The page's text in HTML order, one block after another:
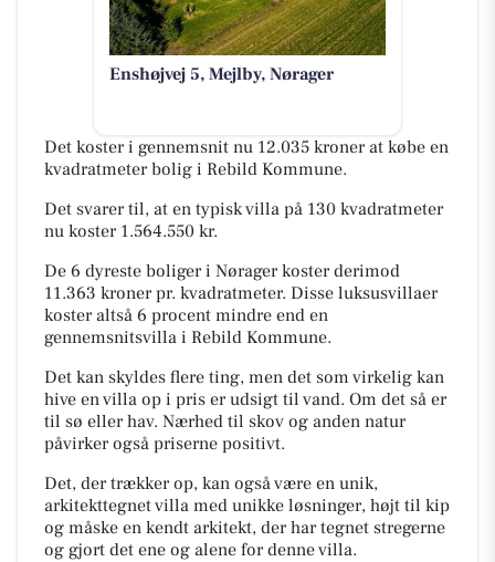
Enshøjvej 5, Mejlby, Nørager
Det koster i gennemsnit nu 12.035 kroner at købe en
kvadratmeter bolig i Rebild Kommune.
Det svarer til, at en typisk villa på 130 kvadratmeter
nu koster 1.564.550 kr.
De 6 dyreste boliger i Nørager koster derimod
11.363 kroner pr. kvadratmeter. Disse luksusvillaer
koster altså 6 procent mindre end en
gennemsnitsvilla i Rebild Kommune.
Det kan skyldes flere ting, men det som virkelig kan
hive en villa op i pris er udsigt til vand. Om det så er
til sø eller hav. Nærhed til skov og anden natur
påvirker også priserne positivt.
Det, der trækker op, kan også være en unik,
arkitekttegnet villa med unikke løsninger, højt til kip
og måske en kendt arkitekt, der har tegnet stregerne
og gjort det ene og alene for denne villa.